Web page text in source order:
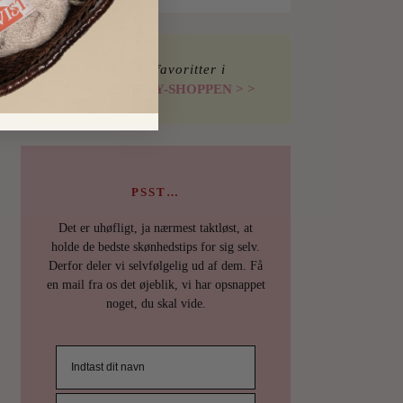
Find mine favoritter i
I LOVE BEAUTY-SHOPPEN > >
PSST…
Det er uhøfligt, ja nærmest taktløst, at
holde de bedste skønhedstips for sig selv.
Derfor deler vi selvfølgelig ud af dem. Få
en mail fra os det øjeblik, vi har opsnappet
noget, du skal vide.